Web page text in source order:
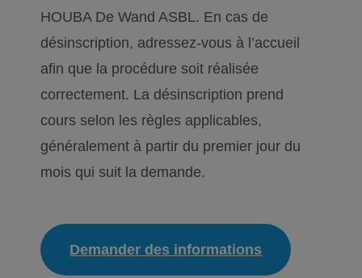
HOUBA De Wand ASBL. En cas de
désinscription, adressez-vous à l’accueil
afin que la procédure soit réalisée
correctement. La désinscription prend
cours selon les règles applicables,
généralement à partir du premier jour du
mois qui suit la demande.
Demander des informations